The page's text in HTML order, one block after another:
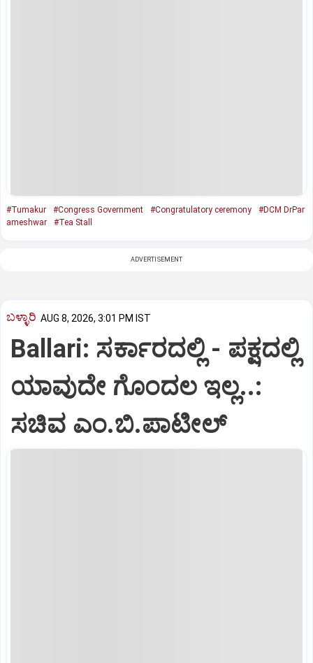
#Tumakur #Congress Government #Congratulatory ceremony
#DCM DrPar
ameshwar
#Tea Stall
ADVERTISEMENT
ಬಳ್ಳಾರಿ AUG 8, 2026, 3:01 PM IST
Ballari: ಸರ್ಕಾರದಲ್ಲಿ - ಪಕ್ಷದಲ್ಲಿ
ಯಾವುದೇ ಗೊಂದಲ ಇಲ್ಲ..:
ಸಚಿವ ಎಂ.ಬಿ.ಪಾಟೀಲ್